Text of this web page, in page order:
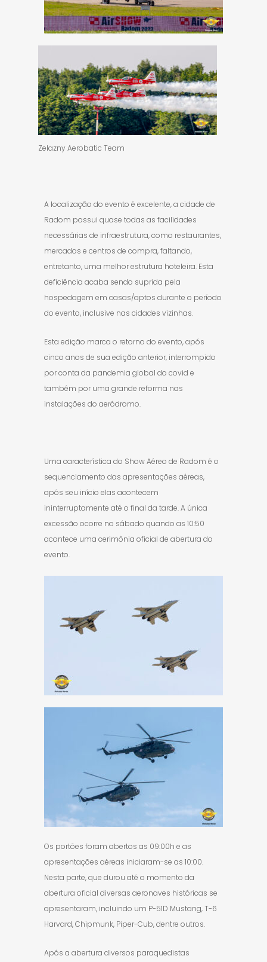
Zelazny Aerobatic Team
A localização do evento é excelente, a cidade de
Radom possui quase todas as facilidades
necessárias de infraestrutura, como restaurantes,
mercados e centros de compra, faltando,
entretanto, uma melhor estrutura hoteleira. Esta
deficiência acaba sendo suprida pela
hospedagem em casas/aptos durante o período
do evento, inclusive nas cidades vizinhas.
Esta edição marca o retorno do evento, após
cinco anos de sua edição anterior, interrompido
por conta da pandemia global do covid e
também por uma grande reforma nas
instalações do aeródromo.
Uma característica do Show Aéreo de Radom é o
sequenciamento das apresentações aéreas,
após seu início elas acontecem
ininterruptamente até o final da tarde. A única
excessão ocorre no sábado quando as 10:50
acontece uma cerimônia oficial de abertura do
evento.
Os portões foram abertos as 09:00h e as
apresentações aéreas iniciaram-se as 10:00.
Nesta parte, que durou até o momento da
abertura oficial diversas aeronaves históricas se
apresentaram, incluindo um P-51D Mustang, T-6
Harvard, Chipmunk, Piper-Cub, dentre outros.
Após a abertura diversos paraquedistas